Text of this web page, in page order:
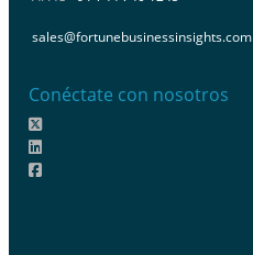
sales@fortunebusinessinsights.com
Conéctate con nosotros